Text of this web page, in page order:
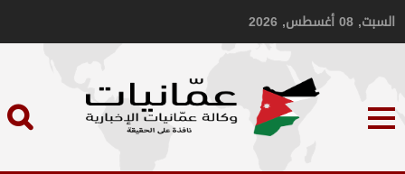
السبت, 08 أغسطس, 2026